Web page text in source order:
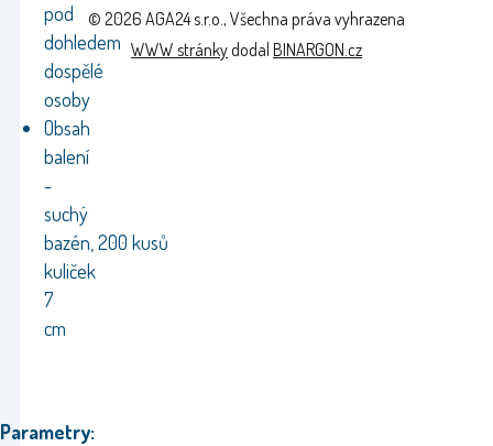
pod
dohledem
dospělé
osoby
Obsah
balení
-
suchý
bazén, 200 kusů
kuliček
7
cm
Parametry:
© 2026 AGA24 s.r.o., Všechna práva vyhrazena
WWW stránkydodal BINARGON.cz